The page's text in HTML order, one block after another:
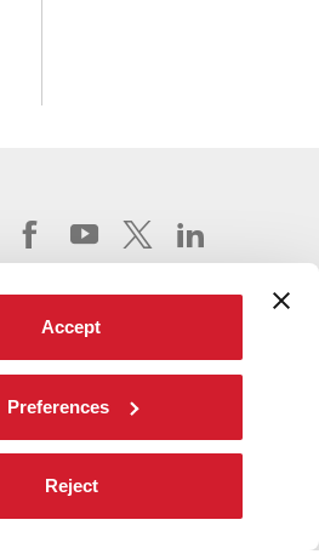
Accept
Preferences
Reject